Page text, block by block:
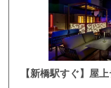
【新橋駅すぐ】屋